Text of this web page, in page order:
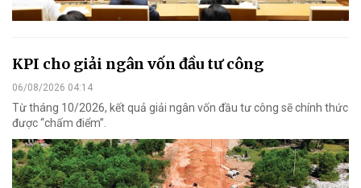
KPI cho giải ngân vốn đầu tư công
06/08/2026 04:14
Từ tháng 10/2026, kết quả giải ngân vốn đầu tư công sẽ chính thức
được “chấm điểm”.